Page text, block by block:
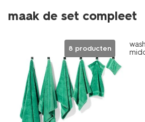
maak de set compleet
8 producten